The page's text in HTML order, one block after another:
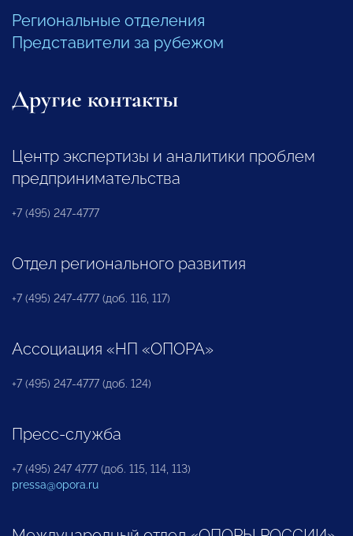
Региональные отделения
Представители за рубежом
Другие контакты
Центр экспертизы и аналитики проблем
предпринимательства
+7 (495) 247-4777
Отдел регионального развития
+7 (495) 247-4777 (доб. 116, 117)
Ассоциация «НП «ОПОРА»
+7 (495) 247-4777 (доб. 124)
Пресс-служба
+7 (495) 247 4777 (доб. 115, 114, 113)
pressa@opora.ru